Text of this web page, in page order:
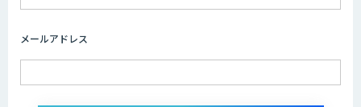
SmartRead
DX Suite
メールアドレス